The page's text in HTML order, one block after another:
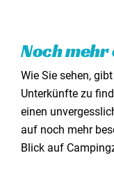
Noch
Wie Sie sehen,
Unterkünfte zu
einen
auf noch mehr
Blick auf